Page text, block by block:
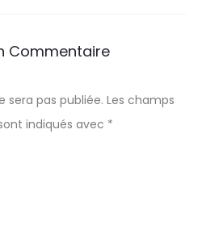
Commentaire
sera pas publiée. Les champs
indiqués avec *